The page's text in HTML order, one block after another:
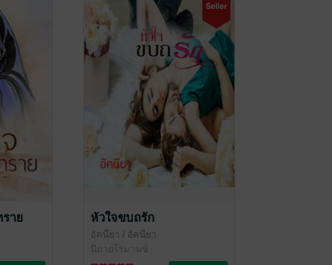
าย หัวใจขบถรัก
อัคนียา / อัคนียา
นิยายโรมานซ์